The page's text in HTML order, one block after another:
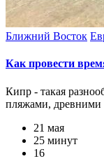
Ближний Восток
Как провести
Кипр - такая
пляжами, древними
21 мая
25 минут
16